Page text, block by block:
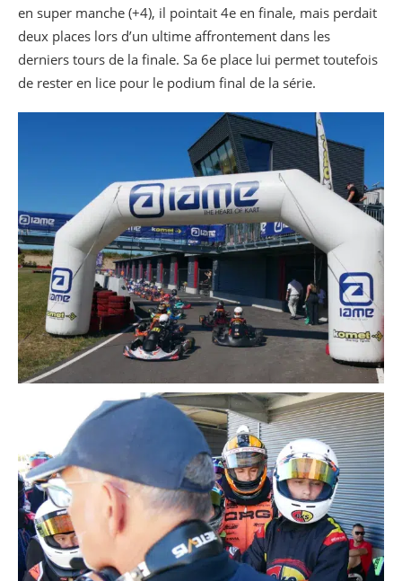
en super manche (+4), il pointait 4e en finale, mais perdait
deux places lors d’un ultime affrontement dans les
derniers tours de la finale. Sa 6e place lui permet toutefois
de rester en lice pour le podium final de la série.